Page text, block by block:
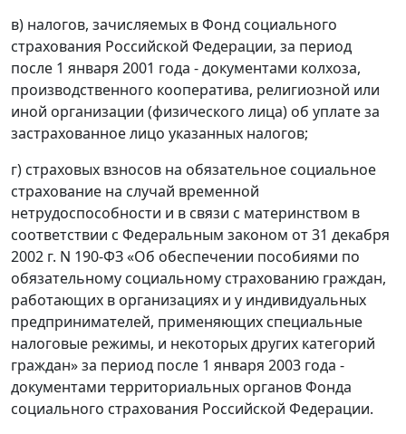
в) налогов, зачисляемых в Фонд социального
страхования Российской Федерации, за период
после 1 января 2001 года - документами колхоза,
производственного кооператива, религиозной или
иной организации (физического лица) об уплате за
застрахованное лицо указанных налогов;
г) страховых взносов на обязательное социальное
страхование на случай временной
нетрудоспособности и в связи с материнством в
соответствии с Федеральным законом от 31 декабря
2002 г. N 190-ФЗ «Об обеспечении пособиями по
обязательному социальному страхованию граждан,
работающих в организациях и у индивидуальных
предпринимателей, применяющих специальные
налоговые режимы, и некоторых других категорий
граждан» за период после 1 января 2003 года -
документами территориальных органов Фонда
социального страхования Российской Федерации.